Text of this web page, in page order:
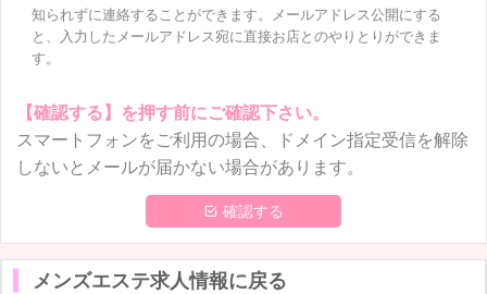
知られずに連絡することができます。メールアドレス公開にする
と、入力したメールアドレス宛に直接お店とのやりとりができま
す。
【確認する】を押す前にご確認下さい。
スマートフォンをご利用の場合、ドメイン指定受信を解除
しないとメールが届かない場合があります。
 確認する
メンズエステ求人情報に戻る